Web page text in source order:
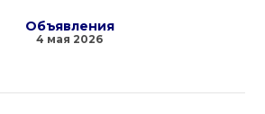
Объявления
4 мая 2026